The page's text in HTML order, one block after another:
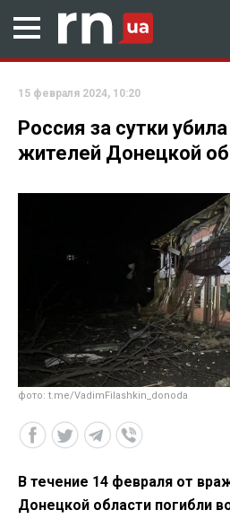
15 февраля 2024, 10:20
Россия за сутки
жителей Донецкой
фото: t.me/VadimFilashkin_donoda
В течение 14 февраля от
Донецкой области погибли